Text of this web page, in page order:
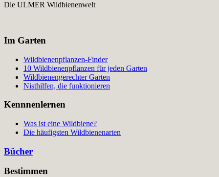
Die ULMER Wildbienenwelt
Im Garten
Wildbienenpflanzen-Finder
10 Wildbienenpflanzen für jeden Garten
Wildbienengerechter Garten
Nisthilfen, die funktionieren
Kennnenlernen
Was ist eine Wildbiene?
Die häufigsten Wildbienenarten
Bücher
Bestimmen